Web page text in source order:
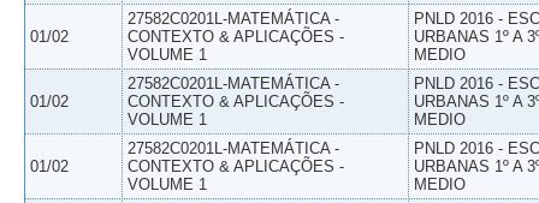
01/02
27582C0201L-MATEMÁTICA -
CONTEXTO & APLICAÇÕES -
VOLUME 1
PNLD 2016 -
URBANAS 1º A
MEDIO
01/02
27582C0201L-MATEMÁTICA -
CONTEXTO & APLICAÇÕES -
VOLUME 1
PNLD 2016 -
URBANAS 1º A
MEDIO
01/02
27582C0201L-MATEMÁTICA -
CONTEXTO & APLICAÇÕES -
VOLUME 1
PNLD 2016 -
URBANAS 1º A
MEDIO